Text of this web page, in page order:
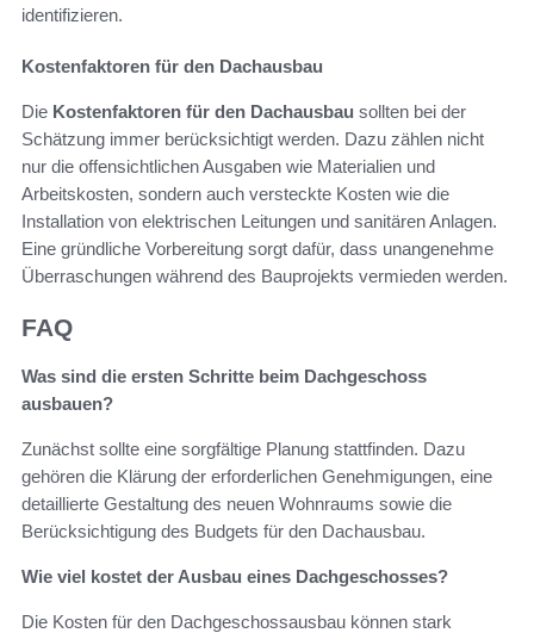
identifizieren.
Kostenfaktoren für den Dachausbau
Die Kostenfaktoren für den Dachausbau sollten bei der
Schätzung immer berücksichtigt werden. Dazu zählen nicht
nur die offensichtlichen Ausgaben wie Materialien und
Arbeitskosten, sondern auch versteckte Kosten wie die
Installation von elektrischen Leitungen und sanitären Anlagen.
Eine gründliche Vorbereitung sorgt dafür, dass unangenehme
Überraschungen während des Bauprojekts vermieden werden.
FAQ
Was sind die ersten Schritte beim Dachgeschoss
ausbauen?
Zunächst sollte eine sorgfältige Planung stattfinden. Dazu
gehören die Klärung der erforderlichen Genehmigungen, eine
detaillierte Gestaltung des neuen Wohnraums sowie die
Berücksichtigung des Budgets für den Dachausbau.
Wie viel kostet der Ausbau eines Dachgeschosses?
Die Kosten für den Dachgeschossausbau können stark